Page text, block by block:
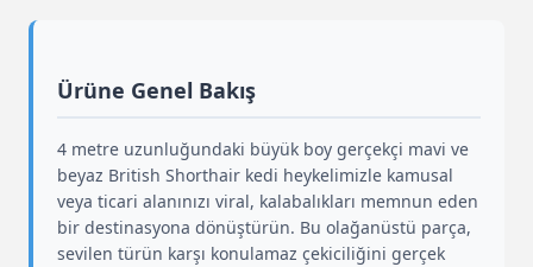
Ürüne Genel Bakış
4 metre uzunluğundaki büyük boy gerçekçi mavi ve
beyaz British Shorthair kedi heykelimizle kamusal
veya ticari alanınızı viral, kalabalıkları memnun eden
bir destinasyona dönüştürün. Bu olağanüstü parça,
sevilen türün karşı konulamaz çekiciliğini gerçek